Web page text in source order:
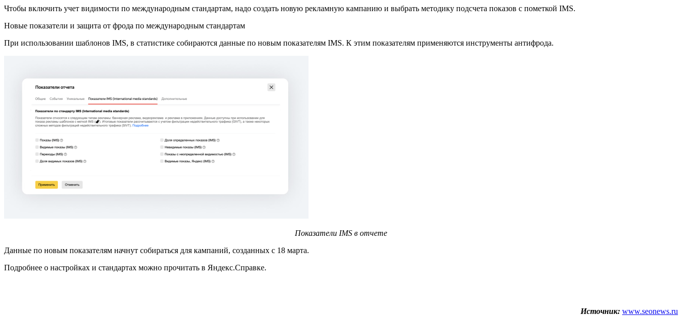
Чтобы включить учет видимости по международным стандартам, надо создать новую рекламную кампанию и выбрать методику подсчета показов с пометкой IMS.
Новые показатели и защита от фрода по международным стандартам
При использовании шаблонов IMS, в статистике собираются данные по новым показателям IMS. К этим показателям применяются инструменты антифрода.
Показатели IMS в отчете
Данные по новым показателям начнут собираться для кампаний, созданных с 18 марта.
Подробнее о настройках и стандартах можно прочитать в Яндекс.Справке.
Источник: www.seonews.ru